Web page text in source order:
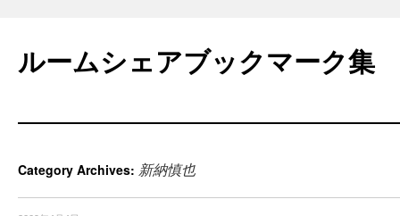
content
ルームシェアブックマーク集
Category Archives: 新納慎也